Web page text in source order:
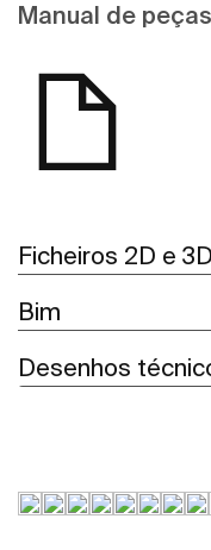
Manual de peças
Ficheiros 2D e 3D
Bim
Desenhos